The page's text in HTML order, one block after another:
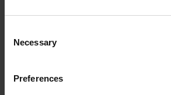
Selection
Necessary
Preferences
gepratzt, Spannelement abnehmbar